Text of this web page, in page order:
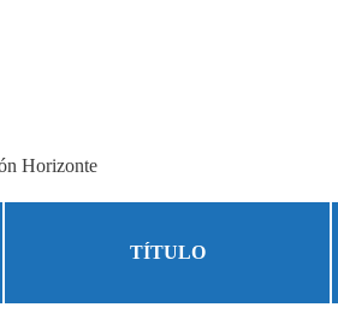
Horizonte
TÍTULO